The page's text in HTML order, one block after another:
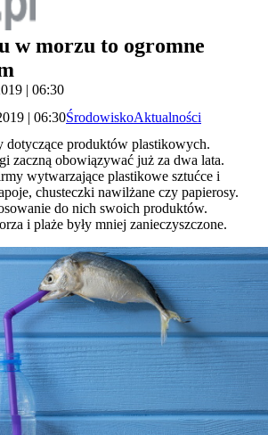
w morzu to ogromne
| 06:30
| 06:30ŚrodowiskoAktualności
dotyczące produktów plastikowych.
zaczną obowiązywać już za dwa lata.
wytwarzające plastikowe sztućce i
chusteczki nawilżane czy papierosy.
do nich swoich produktów.
i plaże były mniej zanieczyszczone.